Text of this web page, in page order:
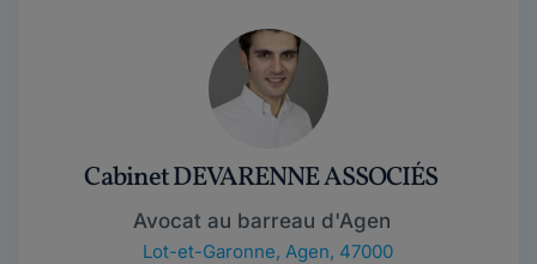
Cabinet DEVARENNE ASSOCIÉS
Avocat au barreau d'Agen
Lot-et-Garonne, Agen, 47000